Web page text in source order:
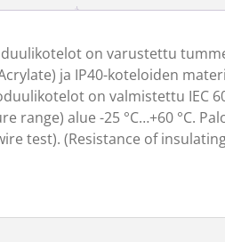
on varustettu
ja IP40-koteloiden
on valmistettu IEC
range) alue -25 °C…+60 °C.
test). (Resistance of